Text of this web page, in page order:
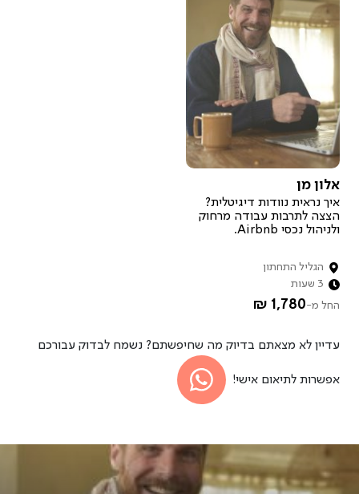
רוצה להיות מארח.ת?
סיפורים ממפגשים
Instagram
איך זה עובד?
אלון מן
איך נראית נוודות דיגיטלית?
הצצה לתרבות עבודה מרחוק
ולניהול נכסי Airbnb.
הגליל התחתון
3 שעות
החל מ-1,780 ₪
עדיין לא מצאתם בדיוק מה שחיפשתם? נשמח לבדוק עבורכם
אפשרות לתיאום אישי!